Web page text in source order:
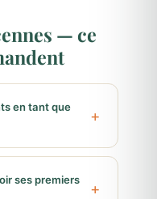
— ce
en tant que
ses premiers